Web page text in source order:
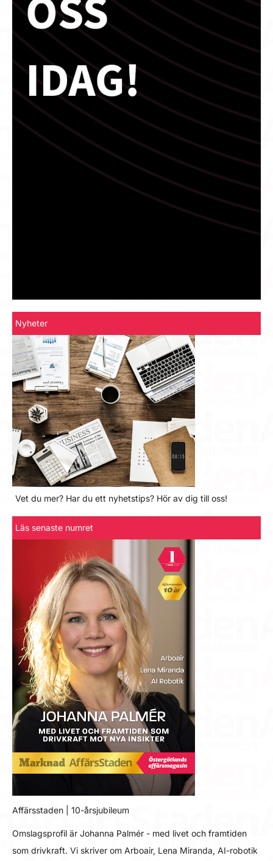
Nyheter
Vet du mer? Har du ett nyhetstips? Hör av dig till oss!
Läs senaste numret
Affärsstaden | 10-årsjubileum
Omslagsprofil är Johanna Palmér - med livet och framtiden
som drivkraft. Vi skriver om Arboair, Lena Miranda, AI-robotik